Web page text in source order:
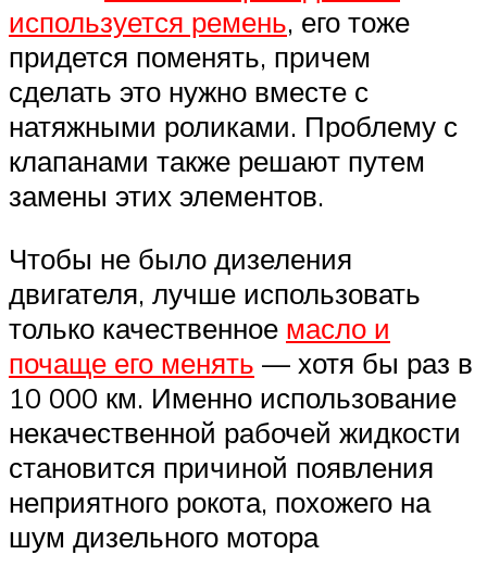
используется ремень, его тоже
придется поменять, причем
сделать это нужно вместе с
натяжными роликами. Проблему с
клапанами также решают путем
замены этих элементов.
Чтобы не было дизеления
двигателя, лучше использовать
только качественное масло и
почаще его менять — хотя бы раз в
10 000 км. Именно использование
некачественной рабочей жидкости
становится причиной появления
неприятного рокота, похожего на
шум дизельного мотора